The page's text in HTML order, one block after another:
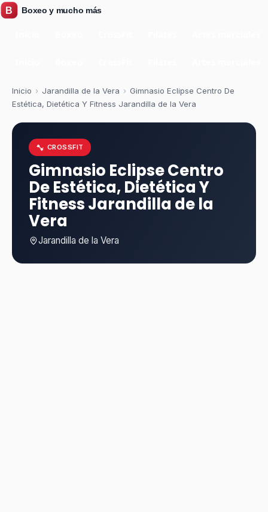
Inicio › Jarandilla de la Vera › Gimnasio Eclipse Centro De
Estética, Dietética Y Fitness Jarandilla de la Vera
CROSSFIT
Gimnasio Eclipse Centro
De Estética, Dietética Y
Fitness Jarandilla de la
Vera
Jarandilla de la Vera